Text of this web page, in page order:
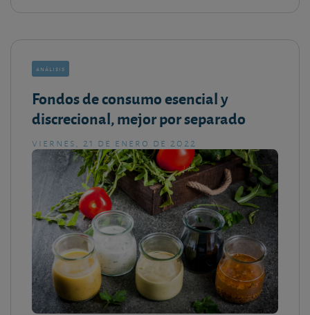
análisis
Fondos de consumo esencial y
discrecional, mejor por separado
viernes, 21 de enero de 2022